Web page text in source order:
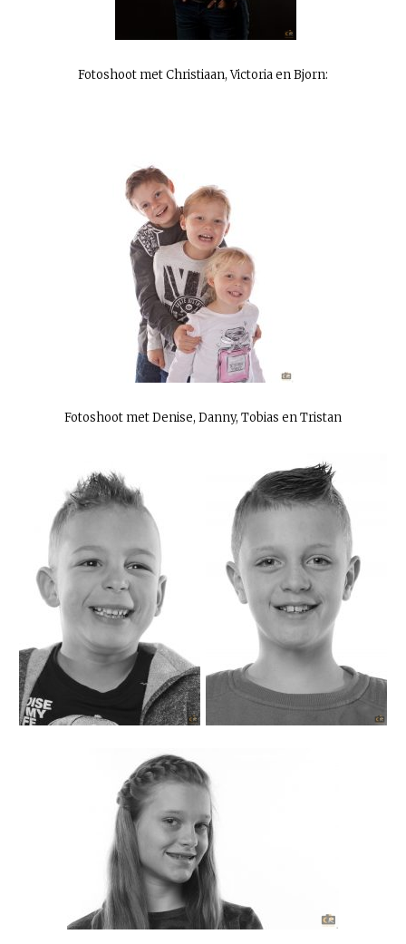
Fotoshoot met Christiaan, Victoria en Bjorn:
Fotoshoot met Denise, Danny, Tobias en Tristan